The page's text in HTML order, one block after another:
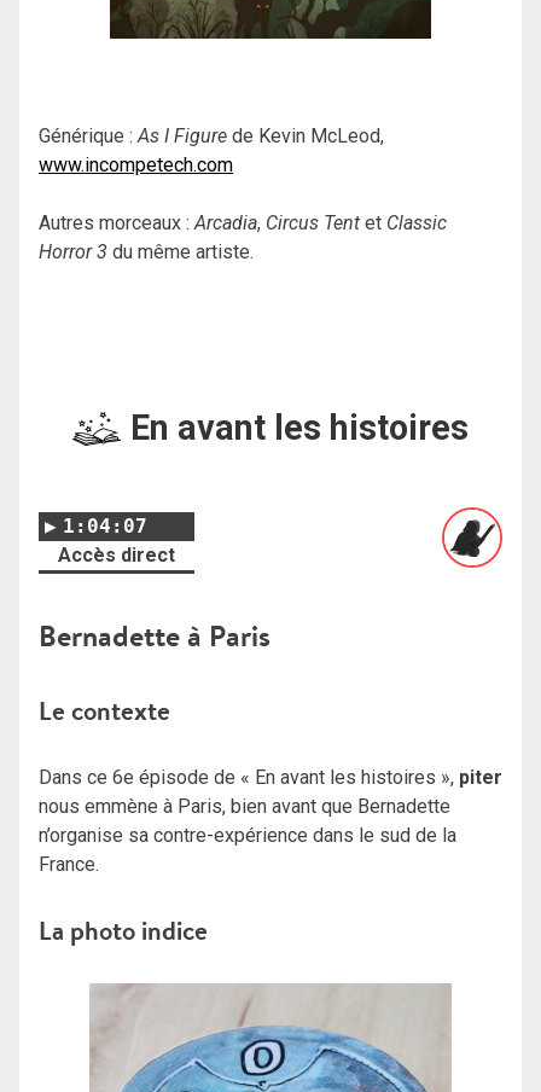
Générique :As I Figure de Kevin McLeod,
www.incompetech.com
Autres morceaux :Arcadia, Circus Tent et Classic
Horror 3 du même artiste.
En avant les histoires
1:04:07
Accès direct
Bernadette à Paris
Le contexte
Dans ce 6e épisode de « En avant les histoires », piter
nous emmène à Paris, bien avant que Bernadette
n’organise sa contre-expérience dans le sud de la
France.
La photo indice